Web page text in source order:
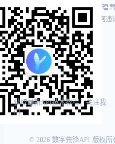
国《生成式人工智能服务管理
事或传播任何违
获取最新API技术教程，关注我
们
© 2026 数字先锋API 版权所